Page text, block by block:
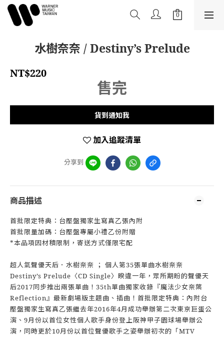
水樹奈奈 / Destiny’s Prelude
NT$220
售完
貨到通知我
加入追蹤清單
分享到
商品描述
首批限定特典：台壓盤獨家生寫真乙張內附
首批限量加碼：台壓盤專屬小禮乙份附贈
*本品項因材積限制，寄送方式僅限宅配
超人氣聲優天后．水樹奈奈 ； 個人第35張單曲水樹奈奈
Destiny’s Prelude〈CD Single〉睽違一年，眾所期盼的聲優天
后2017同步推出兩張單曲！35th單曲獨家收錄『魔法少女奈葉
Reflection』最新劇場版主題曲、插曲！首批限定特典：內附台
壓盤獨家生寫真乙張繼去年2016年4月成功舉辦第二次東京巨蛋公
演、9月份以首位女性個人歌手身份登上阪神甲子園球場舉辦公
演，同時更於10月份以首位聲優歌手之姿舉辦初次的「MTV